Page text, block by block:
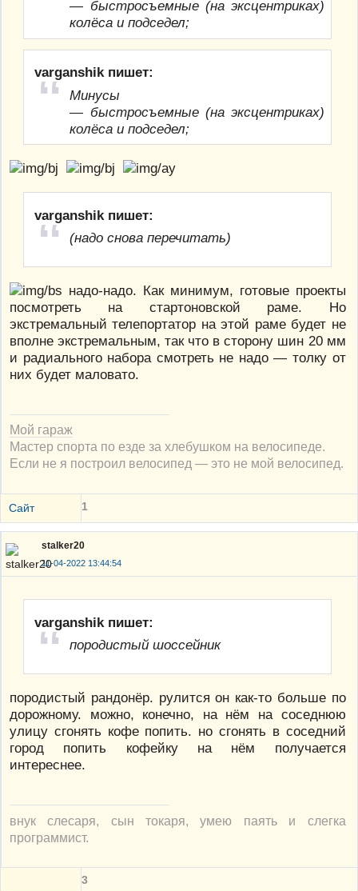
— быстросъемные (на эксцентриках)
колёса и подседел;
varganshik пишет:
Минусы
— быстросъемные (на эксцентриках)
колёса и подседел;
varganshik пишет:
(надо снова перечитать)
надо-надо. Как минимум, готовые проекты
посмотреть на стартоновской раме. Но
экстремальный телепортатор на этой раме будет не
вполне экстремальным, так что в сторону шин 20 мм
и радиального набора смотреть не надо — толку от
них будет маловато.
Мой гараж
Мастер спорта по езде за хлебушком на велосипеде.
Если не я построил велосипед — это не мой велосипед.
Сайт 1
stalker20
11-04-2022 13:44:54
varganshik пишет:
породистый шоссейник
породистый рандонёр. рулится он как-то больше по
дорожному. можно, конечно, на нём на соседнюю
улицу сгонять кофе попить. но сгонять в соседний
город попить кофейку на нём получается
интереснее.
внук слесаря, сын токаря, умею паять и слегка
программист.
3